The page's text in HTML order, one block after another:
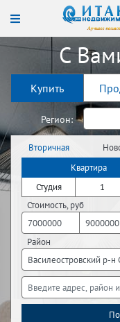
С
Купить
Регион:
Вторичная
недвижимость
Квартира
Студия
1
Стоимость, руб
Район
Василеостровский р-